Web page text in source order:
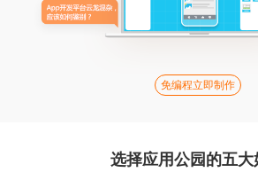
免编程立即制作
选择应用公园的五大